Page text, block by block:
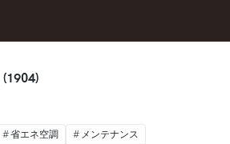
(1904)
省エネ空調 メンテナンス